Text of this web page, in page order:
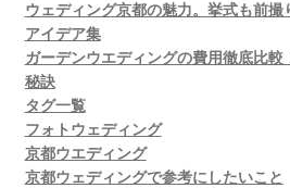
ウェディング京都の魅力。挙式も前
アイデア集
ガーデンウエディングの費用徹底比
秘訣
タグ一覧
フォトウェディング
京都ウエディング
京都ウェディングで参考にしたいこと